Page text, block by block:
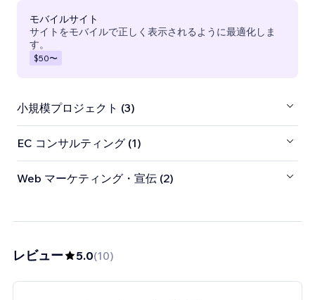
モバイルサイト
サイトをモバイルで正しく表示されるように最適化しま
す。
$50〜
小規模プロジェクト (3)
EC コンサルティング (1)
Web マーケティング・宣伝 (2)
レビュー 5.0(10)